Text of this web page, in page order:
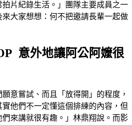
拍片紀錄生活。」團隊主要成員之一
大家想想：何不把邀請長輩一起做
意外地讓阿公阿嬤很
意嘗試、而且「放得開」的程度，
他們不一定懂這個排練的內容，但
來講就很有趣。」林鼎翔說。而影